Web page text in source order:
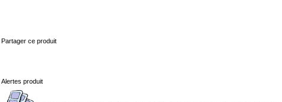
Partager ce produit
Alertes produit